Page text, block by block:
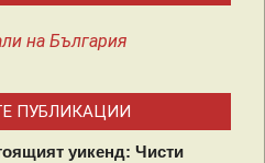
на България
ПУБЛИКАЦИИ
уикенд: Чисти